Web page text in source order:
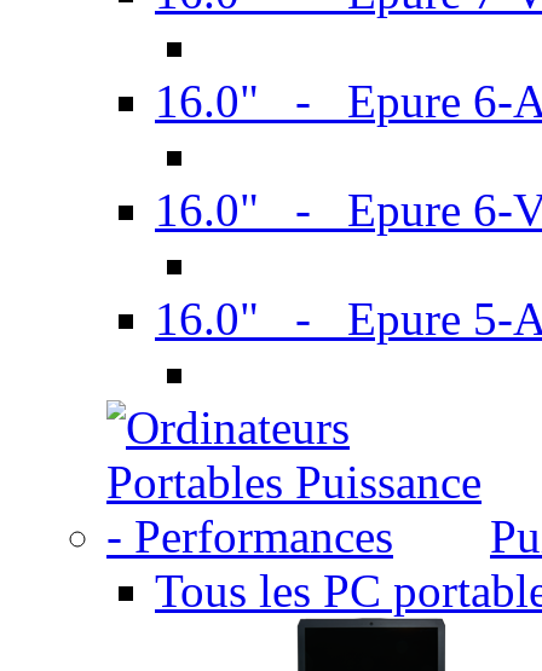
16.0" - Epure 6-
16.0" - Epure 6-
16.0" - Epure 5-
Tous les PC